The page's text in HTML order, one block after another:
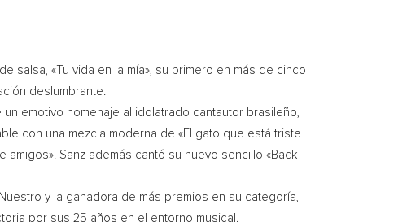
salsa, «Tu vida en la mía», su primero en más de cinco
deslumbrante.
emotivo homenaje al idolatrado cantautor brasileño,
con una mezcla moderna de «El gato que está triste
amigos». Sanz además cantó su nuevo sencillo «Back
y la ganadora de más premios en su categoría,
por sus 25 años en el entorno musical.